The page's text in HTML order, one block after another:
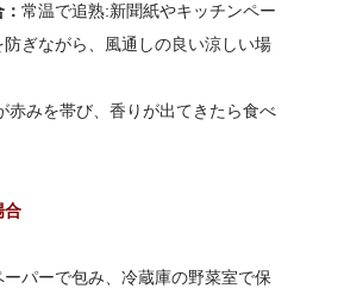
：常温で追熟:新聞紙やキッチンペー
ぎながら、風通しの良い涼しい場
赤みを帯び、香りが出てきたら食べ
合
パーで包み、冷蔵庫の野菜室で保